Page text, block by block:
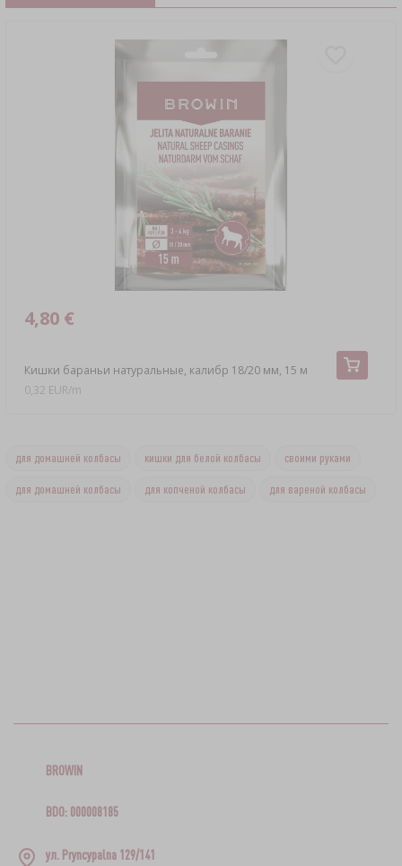
Кишки бараньи натуральные, калибр 18/20 мм, 15 м
4,80 €
0,32 EUR/m
для домашней колбасы кишки для белой колбасы своими руками
для домашней колбасы для копченой колбасы для вареной колбасы
BROWIN
BDO: 000008185
ул. Pryncypalna 129/141